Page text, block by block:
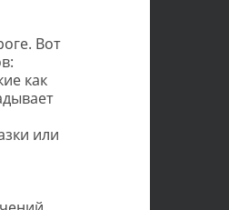
Вот
как
или